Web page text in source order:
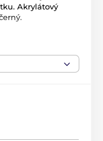
Akrylátový